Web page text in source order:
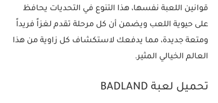
قوانين اللعبة نفسها، هذا التنوع في التحديات يحافظ
على حيوية اللعب ويضمن أن كل مرحلة تقدم لغزاً فريداً
ومتعة جديدة، مما يدفعك لاستكشاف كل زاوية من هذا
العالم الخيالي المثير.
تحميل لعبة BADLAND